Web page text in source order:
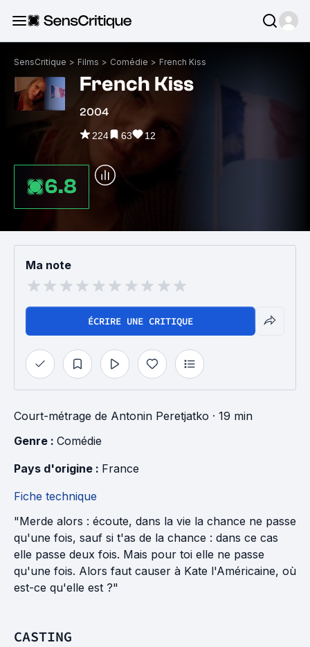
SensCritique > Films > Comédie > French Kiss
French Kiss
2004
224 63 12
6.8
Ma note
ÉCRIRE UNE CRITIQUE
Court-métrage de Antonin Peretjatko · 19 min
Genre : Comédie
Pays d'origine : France
Fiche technique
"Merde alors : écoute, dans la vie la chance ne passe
qu'une fois, sauf si t'as de la chance : dans ce cas
elle passe deux fois. Mais pour toi elle ne passe
qu'une fois. Alors faut causer à Kate l'Américaine, où
est-ce qu'elle est ?"
CASTING